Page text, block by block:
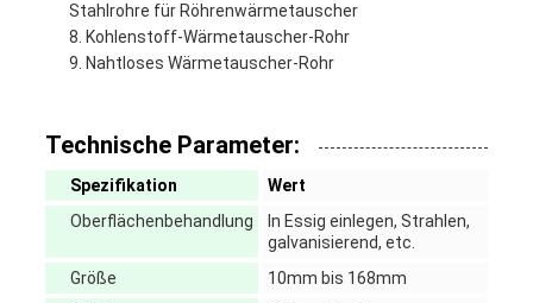
Stahlrohre für Röhrenwärmetauscher
Kohlenstoff-Wärmetauscher-Rohr
Nahtloses Wärmetauscher-Rohr
Technische Parameter:
Spezifikation
Wert
Oberflächenbehandlung
In Essig einlegen, Strahlen,
galvanisierend, etc.
Größe
10mm bis 168mm